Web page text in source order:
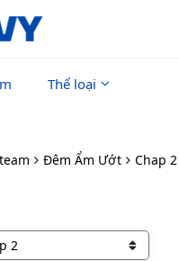
Thể loại
Đêm Ẩm Ướt Chap 2